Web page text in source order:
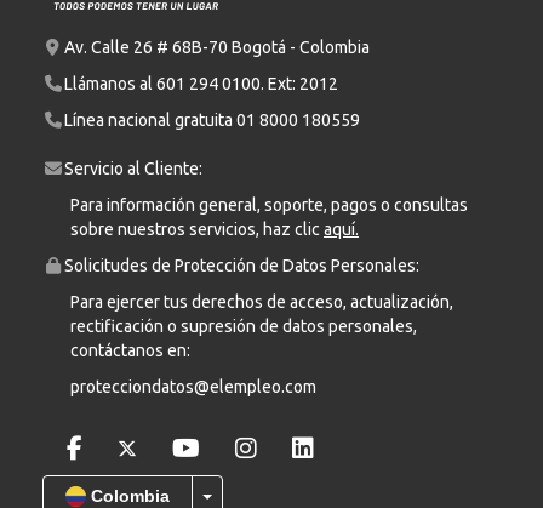
Av. Calle 26 # 68B-70 Bogotá - Colombia
Llámanos al 601 294 0100. Ext: 2012
Línea nacional gratuita 01 8000 180559
Servicio al Cliente:
Para información general, soporte, pagos o consultas
sobre nuestros servicios, haz clic aquí.
Solicitudes de Protección de Datos Personales:
Para ejercer tus derechos de acceso, actualización,
rectificación o supresión de datos personales,
contáctanos en:
protecciondatos@elempleo.com
Colombia